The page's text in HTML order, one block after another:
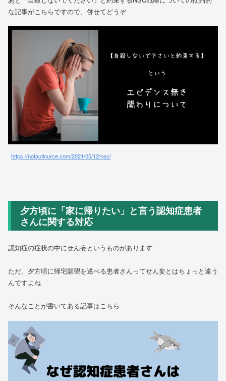
な記事がこちらですので、併せてどうぞ
https://notautinurce.com/2021/05/12/nsc/
夕方頃に「家に帰りたい」と言う認知症患者
さんに関する対応
認知症の症状の中にせん妄というものがあります
ただ、夕方頃に帰宅願望を述べる患者さんってせん妄とはちょっと違う
んですよね
そんなことが書いてある記事はこちら